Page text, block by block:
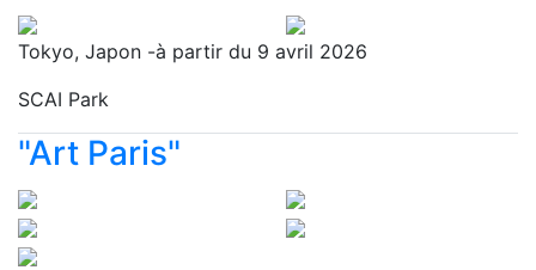
Tokyo, Japon -à partir du 9 avril 2026
SCAI Park
"Art Paris"